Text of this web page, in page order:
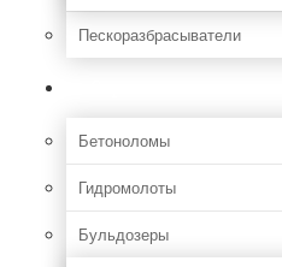
Пескоразбрасыватели
Бетоноломы
Гидромолоты
Бульдозеры